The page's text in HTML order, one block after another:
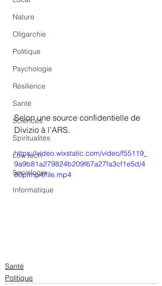
Nature
Oligarchie
Politique
Psychologie
Résilience
Santé
Sciences
Spiritualités
Low tech
Sociologie
Informatique
Selon une source confidentielle de
Divizio à l’ARS.
https://video.wixstatic.com/video/f55119_
9a9b81a279824b209f67a27fa3cf1e5d/4
80p/mp4/file.mp4
Santé
Politique